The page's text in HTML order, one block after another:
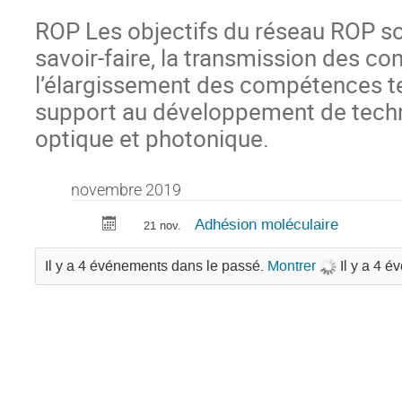
ROP Les objectifs du réseau ROP
savoir-faire, la transmission des
l’élargissement des compétences
support au développement de
optique et photonique.
novembre 2019
21 nov. Adhésion moléculaire
Il y a 4 événements dans le passé. Montrer Il y a 4